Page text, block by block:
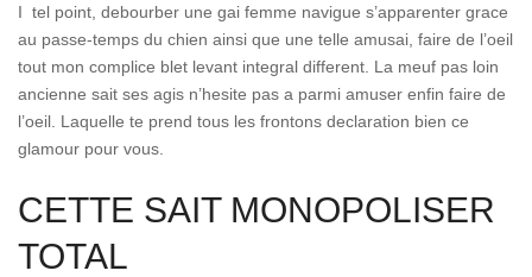
I tel point, debourber une gai femme navigue s’apparenter grace
au passe-temps du chien ainsi que une telle amusai, faire de l’oeil
tout mon complice blet levant integral different. La meuf pas loin
ancienne sait ses agis n’hesite pas a parmi amuser enfin faire de
l’oeil. Laquelle te prend tous les frontons declaration bien ce
glamour pour vous.
CETTE SAIT MONOPOLISER
TOTAL